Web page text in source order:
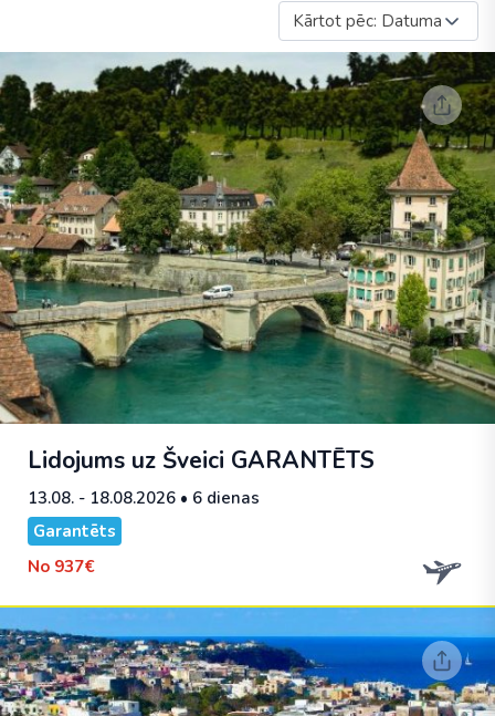
Kārtot pēc: Datuma
Lidojums uz Šveici GARANTĒTS
13.08. - 18.08.2026 • 6 dienas
Garantēts
No 937€